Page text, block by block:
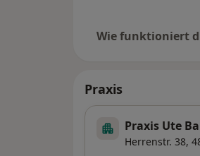
Wie funktioniert
Praxis
Praxis Ute
Herrenstr. 38,